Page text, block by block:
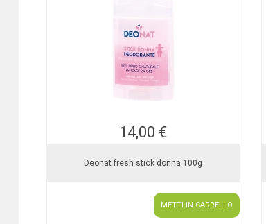
14,00 €
Deonat fresh stick donna 100g
METTI IN CARRELLO